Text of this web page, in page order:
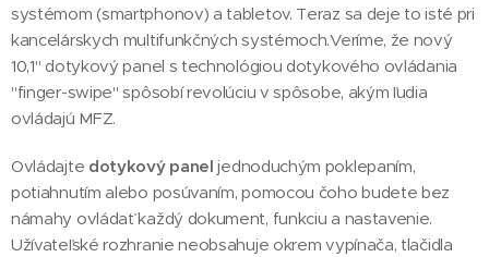
systémom (smartphonov) a tabletov. Teraz sa deje to isté pri
kancelárskych multifunkčných systémoch.Veríme, že nový
10,1" dotykový panel s technológiou dotykového ovládania
"finger-swipe" spôsobí revolúciu v spôsobe, akým ľudia
ovládajú MFZ.
Ovládajte dotykový paneljednoduchým poklepaním,
potiahnutím alebo posúvaním, pomocou čoho budete bez
námahy ovládať každý dokument, funkciu a nastavenie.
Užívateľské rozhranie neobsahuje okrem vypínača, tlačidla